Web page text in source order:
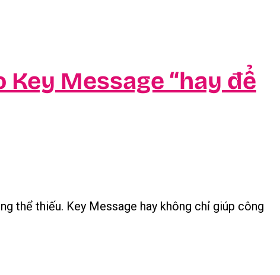
Message “hay để
thể thiếu. Key Message hay không chỉ giúp công